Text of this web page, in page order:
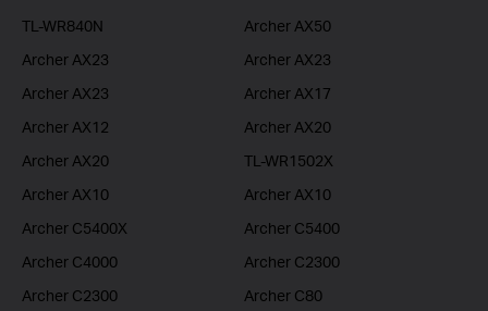
TL-WR840N
Archer AX50
Archer AX23
Archer AX23
Archer AX23
Archer AX17
Archer AX12
Archer AX20
Archer AX20
TL-WR1502X
Archer AX10
Archer AX10
Archer C5400X
Archer C5400
Archer C4000
Archer C2300
Archer C2300
Archer C80